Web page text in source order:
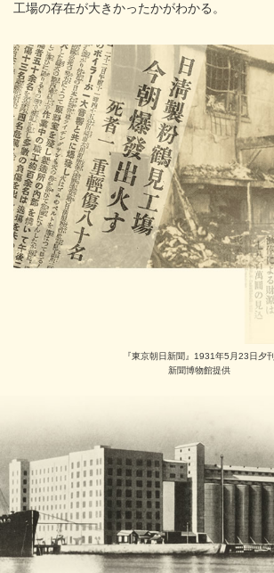
工場の存在が大きかったかがわかる。
『東京朝日新聞』1931年5月23日夕刊
新聞博物館提供